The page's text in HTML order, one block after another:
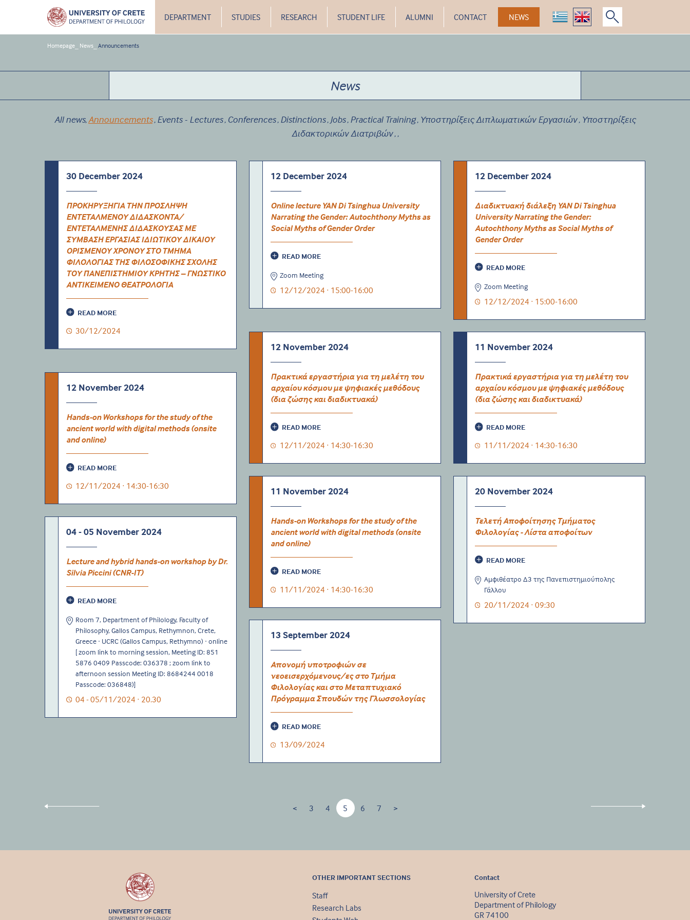
DEPARTMENT STUDIES RESEARCH STUDENT LIFE ALUMNI CONTACT NEWS
Homepage News Announcements
News
All news,Announcements, Events - Lectures, Conferences, Distinctions, Jobs, Practical Training, Υποστηρίξεις Διπλωματικών Εργασιών, Υποστηρίξεις
Διδακτορικών Διατριβών, ,
30 December 2024
ΠΡΟΚΗΡΥΞΗΓΙΑ ΤΗΝ ΠΡΟΣΛΗΨΗ
ΕΝΤΕΤΑΛΜΕΝΟΥ ΔΙΔΑΣΚΟΝΤΑ/
ΕΝΤΕΤΑΛΜΕΝΗΣ ΔΙΔΑΣΚΟΥΣΑΣ ΜΕ
ΣΥΜΒΑΣΗ ΕΡΓΑΣΙΑΣ ΙΔΙΩΤΙΚΟΥ ΔΙΚΑΙΟΥ
ΟΡΙΣΜΕΝΟΥ ΧΡΟΝΟΥ ΣΤΟ ΤΜΗΜΑ
ΦΙΛΟΛΟΓΙΑΣ ΤΗΣ ΦΙΛΟΣΟΦΙΚΗΣ ΣΧΟΛΗΣ
ΤΟΥ ΠΑΝΕΠΙΣΤΗΜΙΟΥ ΚΡΗΤΗΣ – ΓΝΩΣΤΙΚΟ
ΑΝΤΙΚΕΙΜΕΝΟ ΘΕΑΤΡΟΛΟΓΙΑ
READ MORE
30/12/2024
12 December 2024
Online lecture YAN Di Tsinghua University
Narrating the Gender: Autochthony Myths as
Social Myths of Gender Order
READ MORE
Zoom Meeting
12/12/2024 · 15:00-16:00
12 December 2024
Διαδικτυακή διάλεξη YAN Di Tsinghua
University Narrating the Gender:
Autochthony Myths as Social Myths of
Gender Order
READ MORE
Zoom Meeting
12/12/2024 · 15:00-16:00
12 November 2024
Πρακτικά εργαστήρια για τη μελέτη του
αρχαίου κόσμου με ψηφιακές μεθόδους
(δια ζώσης και διαδικτυακά)
READ MORE
12/11/2024 · 14:30-16:30
11 November 2024
Πρακτικά εργαστήρια για τη μελέτη του
αρχαίου κόσμου με ψηφιακές μεθόδους
(δια ζώσης και διαδικτυακά)
READ MORE
11/11/2024 · 14:30-16:30
12 November 2024
Ηands-on Workshops for the study of the
ancient world with digital methods (onsite
and online)
READ MORE
12/11/2024 · 14:30-16:30 11 November 2024
Ηands-on Workshops for the study of the
ancient world with digital methods (onsite
and online)
READ MORE
11/11/2024 · 14:30-16:30
20 November 2024
Τελετή Αποφοίτησης Τμήματος
Φιλολογίας - Λίστα αποφοίτων
READ MORE
Αμφιθέατρο Δ3 της Πανεπιστημιούπολης
Γάλλου
20/11/2024 · 09:30
04 - 05 November 2024
Lecture and hybrid hands-on workshop by Dr.
Silvia Piccini (CNR-IT)
READ MORE
Room 7, Department of Philology, Faculty of
Philosophy, Gallos Campus, Rethymnon, Crete,
Greece · UCRC (Gallos Campus, Rethymno) · online
[ zoom link to morning session, Meeting ID: 851
5876 0409 Passcode: 036378 ; zoom link to
afternoon session Meeting ID: 8684244 0018
Passcode: 036848)]
04 - 05/11/2024 · 20.30
13 September 2024
Απονομή υποτροφιών σε
νεοεισερχόμενους/ες στο Τμήμα
Φιλολογίας και στο Μεταπτυχιακό
Πρόγραμμα Σπουδών της Γλωσσολογίας
READ MORE
13/09/2024
< 3 4 5 6 7 >
OTHER IMPORTANT SECTIONS
Staff
Research Labs
Contact
University of Crete
Department of Philology
GR 74100